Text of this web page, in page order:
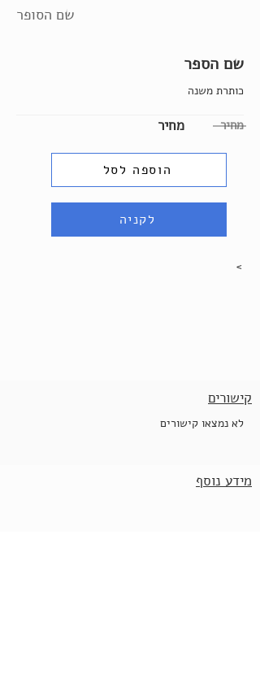
שם הסופר
שם הספר
כותרת משנה
מחיר מחיר
הוספה לסל
לקניה
>
קישורים
לא נמצאו קישורים
מידע נוסף